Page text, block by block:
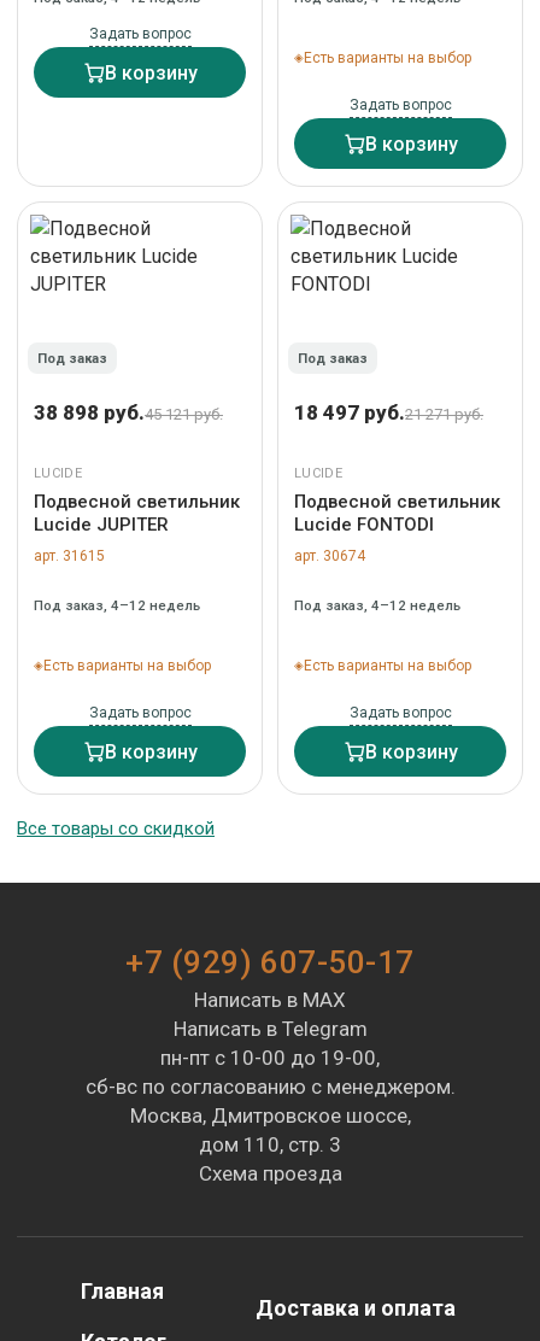
Задать вопрос
В корзину
Есть варианты на выбор
Задать вопрос
В корзину
Под заказ
38 898 руб.45 121 руб.
LUCIDE
Подвесной светильник
Lucide JUPITER
арт. 31615
Под заказ, 4–12 недель
Есть варианты на выбор
Задать вопрос
В корзину
Под заказ
18 497 руб.21 271 руб.
LUCIDE
Подвесной светильник
Lucide FONTODI
арт. 30674
Под заказ, 4–12 недель
Есть варианты на выбор
Задать вопрос
В корзину
Все товары со скидкой
+7 (929) 607-50-17
Написать в MAX
Написать в Telegram
пн-пт с 10-00 до 19-00,
сб-вс по согласованию с менеджером.
Москва, Дмитровское шоссе,
дом 110, стр. 3
Схема проезда
Главная
Доставка и оплата